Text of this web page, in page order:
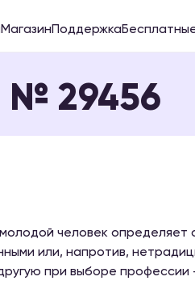
МагазинПоддержка
№ 29456
человек определяет
или, напротив,
при выборе